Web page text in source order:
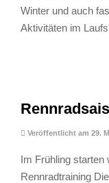
Winter und auch
Aktivitäten im
Veröffentlicht am 29.
Im Frühling starten
Rennradtraining